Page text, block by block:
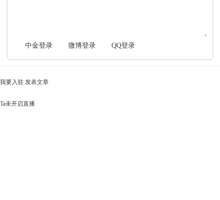
中金登录 微博登录 QQ登录
我要入驻 发表文章
Ta未开启直播